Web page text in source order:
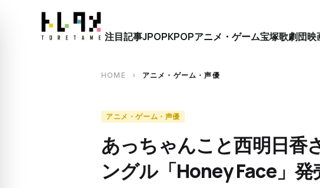
close
注目記事JPOPKPOPアニメ・ゲーム宝塚歌劇団映
HOME chevron_right アニメ・ゲーム・声優
アニメ・ゲーム・声優
あっちゃんこと西明日香
ングル「Honey Face」発